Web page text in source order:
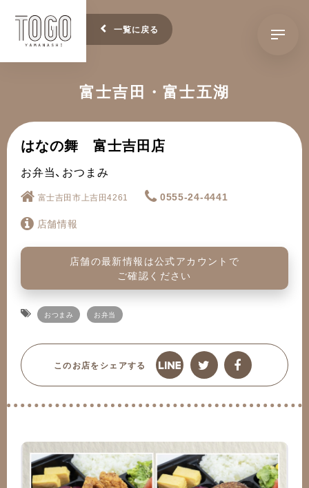
一覧に戻る
富士吉田・富士五湖
はなの舞 富士吉田店
お弁当、おつまみ
富士吉田市上吉田4261 0555-24-4441
店舗情報
店舗の最新情報は公式アカウントで
ご確認ください
おつまみ お弁当
このお店をシェアする